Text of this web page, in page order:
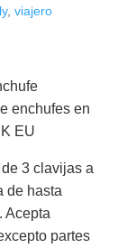
, viajero
enchufes en
EU
3 clavijas a
de hasta
Acepta
partes